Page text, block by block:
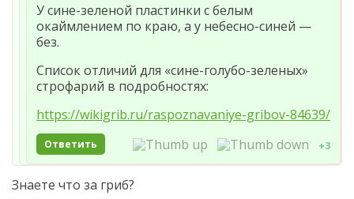
У сине-зеленой пластинки с белым
окаймлением по краю, а у небесно-синей —
без.
Список отличий для «сине-голубо-зеленых»
строфарий в подробностях:
https://wikigrib.ru/raspoznavaniye-gribov-84639/
Ответить +3
Знаете что за гриб?